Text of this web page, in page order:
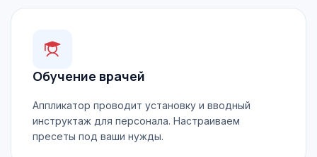
Обучение врачей
Аппликатор проводит установку и вводный
инструктаж для персонала. Настраиваем
пресеты под ваши нужды.